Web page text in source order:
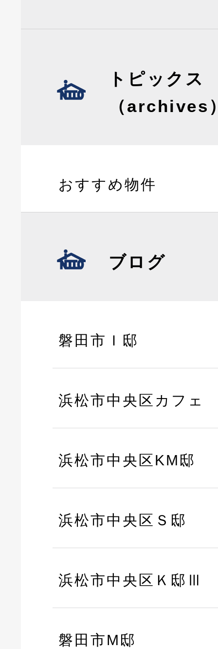
トピックス
（archives
おすすめ物件
ブログ
磐田市Ｉ邸
浜松市中央区カフェ
浜松市中央区KM邸
浜松市中央区Ｓ邸
浜松市中央区Ｋ邸Ⅲ
磐田市M邸